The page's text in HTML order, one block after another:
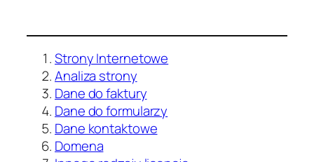
Strony Internetowe
Analiza strony
Dane do faktury
Dane do formularzy
Dane kontaktowe
Domena